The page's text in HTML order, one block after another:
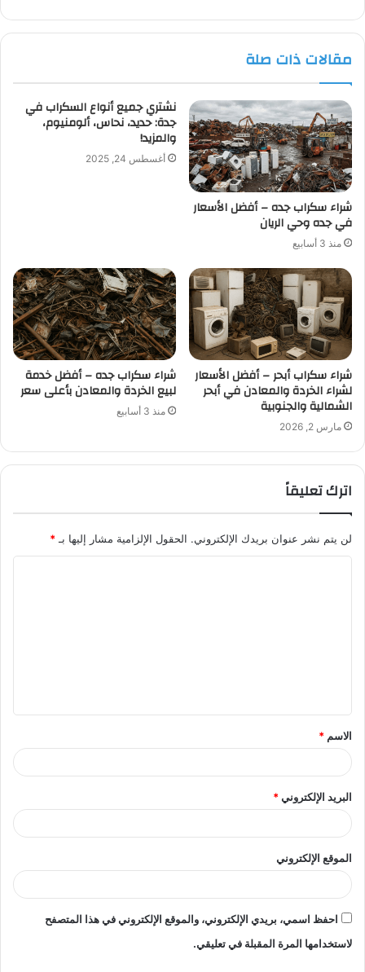
مقالات ذات صلة
شراء سكراب جده – أفضل الأسعار
في جده وحي الريان
منذ 3 أسابيع
نشتري جميع أنواع السكراب في
جدة: حديد، نحاس، ألومنيوم،
والمزيد!
أغسطس 24, 2025
شراء سكراب أبحر – أفضل الأسعار
لشراء الخردة والمعادن في أبحر
الشمالية والجنوبية
مارس 2, 2026
شراء سكراب جده – أفضل خدمة
لبيع الخردة والمعادن بأعلى سعر
منذ 3 أسابيع
اترك تعليقاً
لن يتم نشر عنوان بريدك الإلكتروني. الحقول الإلزامية مشار إليها بـ *
الاسم *
البريد الإلكتروني*
الموقع الإلكتروني
احفظ اسمي، بريدي الإلكتروني، والموقع الإلكتروني في هذا المتصفح
لاستخدامها المرة المقبلة في تعليقي.